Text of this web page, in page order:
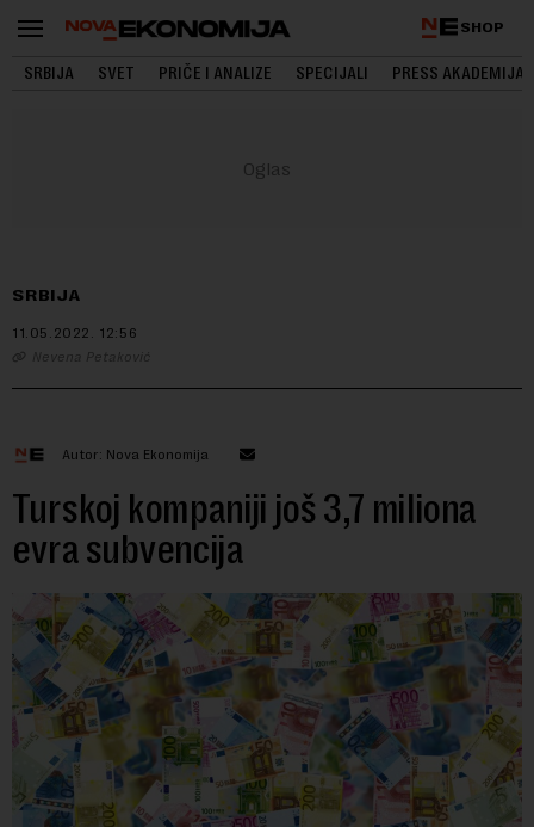
SHOP
SRBIJA SVET PRIČE I ANALIZE SPECIJALI PRESS AKADEMIJA
SRBIJA
11.05.2022. 12:56
Nevena Petaković
Autor: Nova Ekonomija
Turskoj kompaniji još 3,7 miliona
evra subvencija